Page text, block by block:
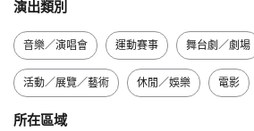
演出類別
音樂／演唱會 運動賽事 舞台劇／劇場
活動／展覽／藝術 休閒／娛樂 電影
所在區域